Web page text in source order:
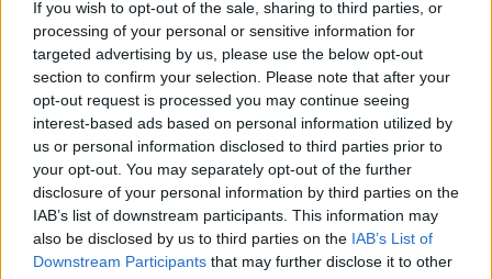
If you wish to opt-out of the sale, sharing to third parties, or
processing of your personal or sensitive information for
targeted advertising by us, please use the below opt-out
section to confirm your selection. Please note that after your
opt-out request is processed you may continue seeing
interest-based ads based on personal information utilized by
us or personal information disclosed to third parties prior to
your opt-out. You may separately opt-out of the further
disclosure of your personal information by third parties on the
IAB’s list of downstream participants. This information may
also be disclosed by us to third parties on the IAB’s List of
Downstream Participants that may further disclose it to other
Borse, occhiali e prodotti taroccati sulla riviera: